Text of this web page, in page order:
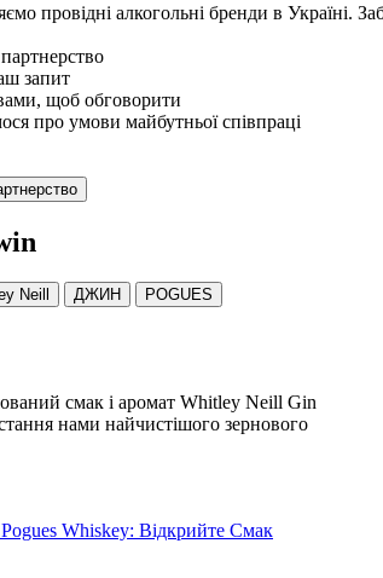
провідні алкогольні бренди в Україні.
запит
щоб обговорити
про умови майбутньої співпраці
Neill ДЖИН POGUES
смак і аромат Whitley Neill Gin
нами найчистішого зернового
Whiskey: Відкрийте Смак